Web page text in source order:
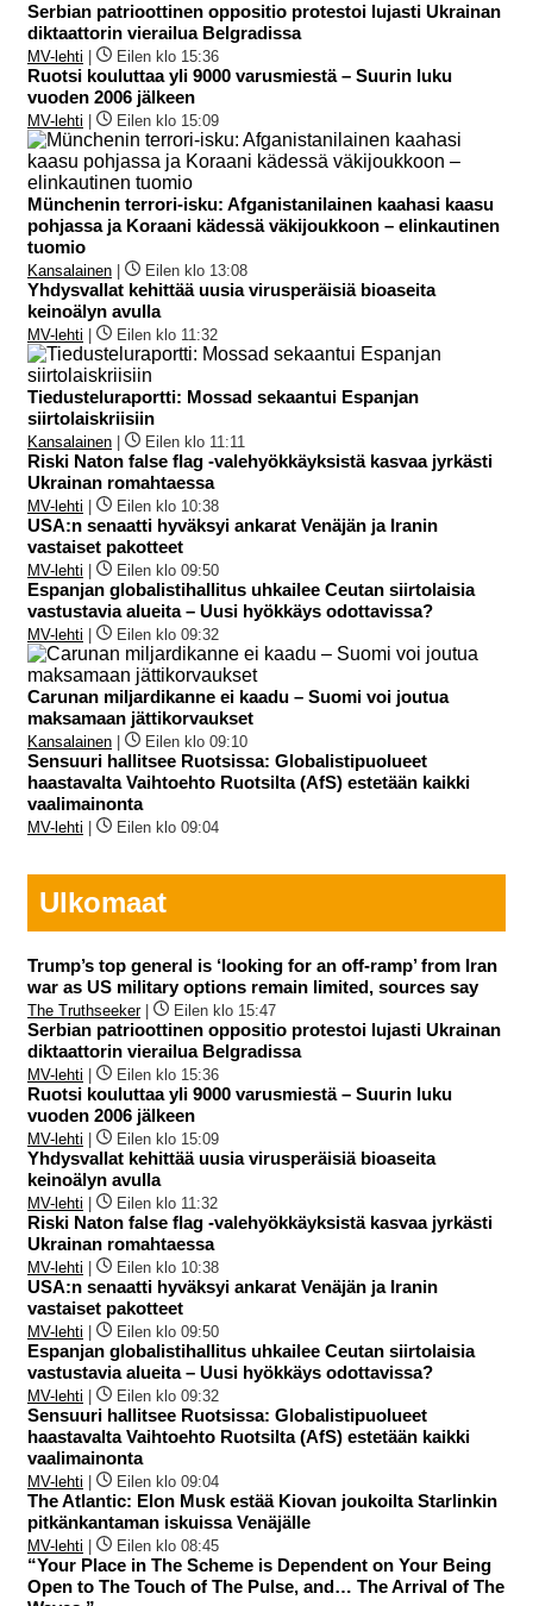
Serbian patrioottinen oppositio protestoi lujasti Ukrainan
diktaattorin vierailua Belgradissa
MV-lehti Eilen klo 15:36
Ruotsi kouluttaa yli 9000 varusmiestä – Suurin luku
vuoden 2006 jälkeen
MV-lehti Eilen klo 15:09
Münchenin terrori-isku: Afganistanilainen kaahasi kaasu
pohjassa ja Koraani kädessä väkijoukkoon – elinkautinen
tuomio
Kansalainen Eilen klo 13:08
Yhdysvallat kehittää uusia virusperäisiä bioaseita
keinoälyn avulla
MV-lehti Eilen klo 11:32
Tiedusteluraportti: Mossad sekaantui Espanjan
siirtolaiskriisiin
Kansalainen Eilen klo 11:11
Riski Naton false flag -valehyökkäyksistä kasvaa jyrkästi
Ukrainan romahtaessa
MV-lehti Eilen klo 10:38
USA:n senaatti hyväksyi ankarat Venäjän ja Iranin
vastaiset pakotteet
MV-lehti Eilen klo 09:50
Espanjan globalistihallitus uhkailee Ceutan siirtolaisia
vastustavia alueita – Uusi hyökkäys odottavissa?
MV-lehti Eilen klo 09:32
Carunan miljardikanne ei kaadu – Suomi voi joutua
maksamaan jättikorvaukset
Kansalainen Eilen klo 09:10
Sensuuri hallitsee Ruotsissa: Globalistipuolueet
haastavalta Vaihtoehto Ruotsilta (AfS) estetään kaikki
vaalimainonta
MV-lehti Eilen klo 09:04
Ulkomaat
Trump’s top general is ‘looking for an off-ramp’ from Iran
war as US military options remain limited, sources say
The Truthseeker| Eilen klo 15:47
Serbian patrioottinen oppositio protestoi lujasti Ukrainan
diktaattorin vierailua Belgradissa
MV-lehti Eilen klo 15:36
Ruotsi kouluttaa yli 9000 varusmiestä – Suurin luku
vuoden 2006 jälkeen
MV-lehti Eilen klo 15:09
Yhdysvallat kehittää uusia virusperäisiä bioaseita
keinoälyn avulla
MV-lehti Eilen klo 11:32
Riski Naton false flag -valehyökkäyksistä kasvaa jyrkästi
Ukrainan romahtaessa
MV-lehti Eilen klo 10:38
USA:n senaatti hyväksyi ankarat Venäjän ja Iranin
vastaiset pakotteet
MV-lehti Eilen klo 09:50
Espanjan globalistihallitus uhkailee Ceutan siirtolaisia
vastustavia alueita – Uusi hyökkäys odottavissa?
MV-lehti Eilen klo 09:32
Sensuuri hallitsee Ruotsissa: Globalistipuolueet
haastavalta Vaihtoehto Ruotsilta (AfS) estetään kaikki
vaalimainonta
MV-lehti Eilen klo 09:04
The Atlantic: Elon Musk estää Kiovan joukoilta Starlinkin
pitkänkantaman iskuissa Venäjälle
MV-lehti Eilen klo 08:45
“Your Place in The Scheme is Dependent on Your Being
Open to The Touch of The Pulse, and… The Arrival of The